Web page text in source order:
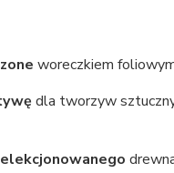
woreczkiem
dla tworzyw